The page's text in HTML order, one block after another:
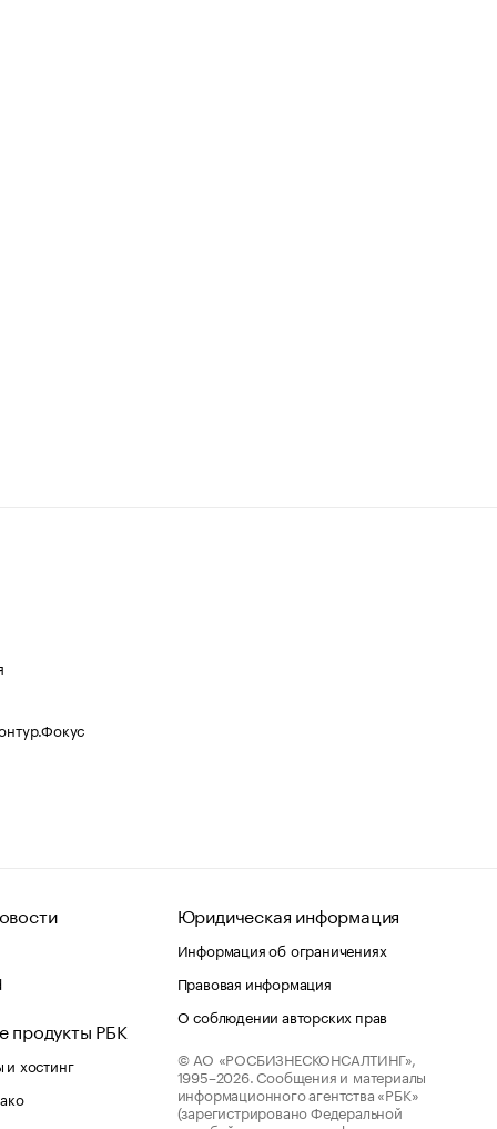
продукты РБК
хостинг
Юридическая информация
Информация об ограничениях
Правовая информация
О соблюдении авторских прав
© АО «РОСБИЗНЕСКОНСАЛТИНГ»,
1995–2026. Сообщения и материалы
информационного агентства «РБК»
(зарегистрировано Федеральной